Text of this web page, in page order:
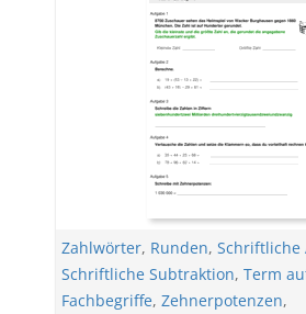
Zahlwörter, Runden, Schriftliche
Schriftliche Subtraktion, Term
Fachbegriffe, Zehnerpotenzen,